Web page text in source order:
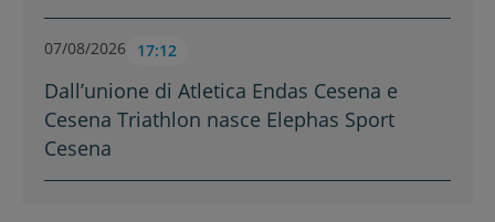
07/08/2026 17:12
Dall’unione di Atletica Endas Cesena e
Cesena Triathlon nasce Elephas Sport
Cesena